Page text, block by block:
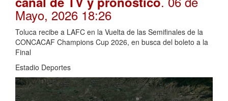
Mayo, 2026 18:26
Toluca recibe a LAFC en la Vuelta de las Semifinales de la
CONCACAF Champions Cup 2026, en busca del boleto a la
Final
Estadio Deportes